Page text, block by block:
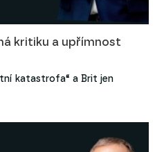
kritiku a upřímnost
katastrofa“ a Brit jen